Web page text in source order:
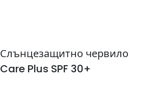
Слънцезащитно червило
Care Plus SPF 30+